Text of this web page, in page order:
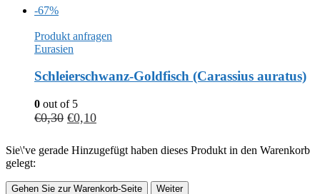
-67%
Produkt anfragen
Eurasien
Schleierschwanz-Goldfisch (Carassius auratus)
0 out of 5
€0,30 €0,10
Sie\'ve gerade Hinzugefügt haben dieses Produkt in den Warenkorb
gelegt:
Gehen Sie zur Warenkorb-Seite Weiter